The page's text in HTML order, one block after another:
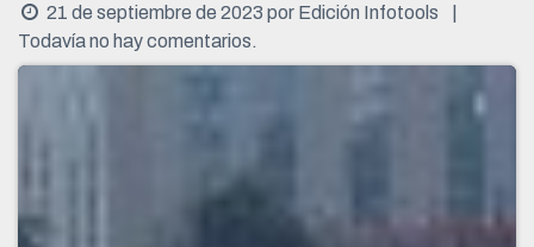
21 de septiembre de 2023 por Edición Infotools
Todavía no hay comentarios.